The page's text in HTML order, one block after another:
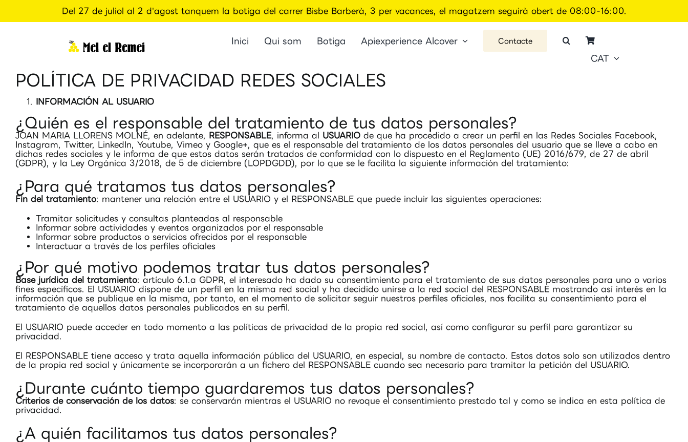
Del 27 de juliol al 2 d'agost tanquem la botiga del carrer Bisbe Barberà, 3 per vacances, el magatzem seguirà obert de 08:00-16:00.
Inici Qui som Botiga Apiexperience Alcover Contacte
CAT
POLÍTICA DE PRIVACIDAD REDES SOCIALES
INFORMACIÓN AL USUARIO
¿Quién es el responsable del tratamiento de tus datos personales?
JOAN MARIA LLORENS MOLNÉ, en adelante, RESPONSABLE, informa al USUARIO de que ha procedido a crear un perfil en las Redes Sociales Facebook,
Instagram, Twitter, LinkedIn, Youtube, Vimeo y Google+, que es el responsable del tratamiento de los datos personales del usuario que se lleve a cabo en
dichas redes sociales y le informa de que estos datos serán tratados de conformidad con lo dispuesto en el Reglamento (UE) 2016/679, de 27 de abril
(GDPR), y la Ley Orgánica 3/2018, de 5 de diciembre (LOPDGDD), por lo que se le facilita la siguiente información del tratamiento:
¿Para qué tratamos tus datos personales?
Fin del tratamiento: mantener una relación entre el USUARIO y el RESPONSABLE que puede incluir las siguientes operaciones:
Tramitar solicitudes y consultas planteadas al responsable
Informar sobre actividades y eventos organizados por el responsable
Informar sobre productos o servicios ofrecidos por el responsable
Interactuar a través de los perfiles oficiales
¿Por qué motivo podemos tratar tus datos personales?
Base jurídica del tratamiento: artículo 6.1.a GDPR, el interesado ha dado su consentimiento para el tratamiento de sus datos personales para uno o varios
fines específicos. El USUARIO dispone de un perfil en la misma red social y ha decidido unirse a la red social del RESPONSABLE mostrando así interés en la
información que se publique en la misma, por tanto, en el momento de solicitar seguir nuestros perfiles oficiales, nos facilita su consentimiento para el
tratamiento de aquellos datos personales publicados en su perfil.
El USUARIO puede acceder en todo momento a las políticas de privacidad de la propia red social, así como configurar su perfil para garantizar su
privacidad.
El RESPONSABLE tiene acceso y trata aquella información pública del USUARIO, en especial, su nombre de contacto. Estos datos solo son utilizados dentro
de la propia red social y únicamente se incorporarán a un fichero del RESPONSABLE cuando sea necesario para tramitar la petición del USUARIO.
¿Durante cuánto tiempo guardaremos tus datos personales?
Criterios de conservación de los datos: se conservarán mientras el USUARIO no revoque el consentimiento prestado tal y como se indica en esta política de
privacidad.
¿A quién facilitamos tus datos personales?